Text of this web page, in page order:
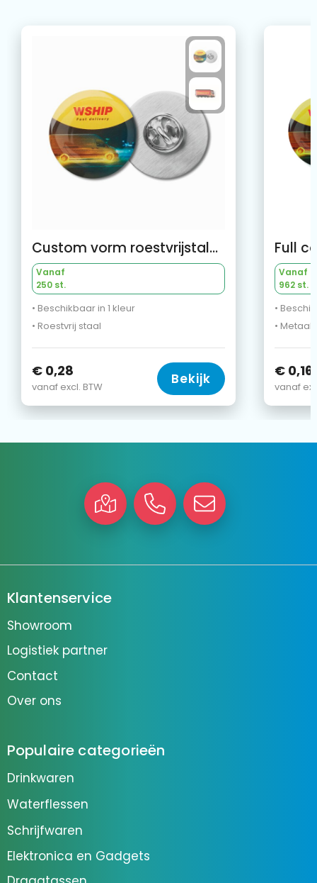
Custom vorm roestvrijstalen reversspeld met full colour doming
Vanaf
250 st.
• Beschikbaar in 1 kleur
• Roestvrij staal
€ 0,28
vanaf excl. BTW Bekijk
Vanaf
962 st.
•
• Metaal
€ 0,16
vanaf
Klantenservice
Showroom
Logistiek partner
Contact
Over ons
Populaire categorieën
Drinkwaren
Waterflessen
Schrijfwaren
Elektronica en Gadgets